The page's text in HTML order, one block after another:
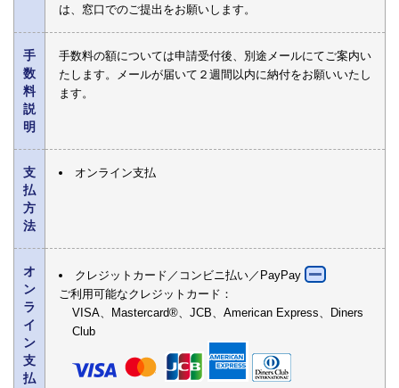
は、窓口でのご提出をお願いします。
手
数
料
説
明
手数料の額については申請受付後、別途メールにてご案内い
たします。メールが届いて２週間以内に納付をお願いいたし
ます。
支
払
方
法
オンライン支払
オ
ン
ラ
イ
ン
支
払
クレジットカード／コンビニ払い／PayPay
ご利用可能なクレジットカード：
VISA、Mastercard®、JCB、American Express、Diners
Club